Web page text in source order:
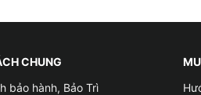
CHUNG
bảo hành, Bảo Trì